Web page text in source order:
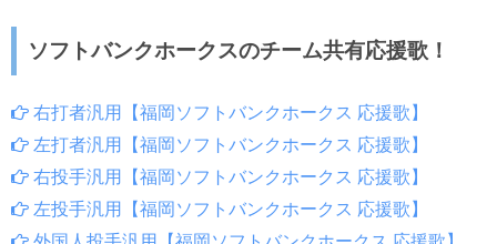
ソフトバンクホークスのチーム共有応援歌！
右打者汎用【福岡ソフトバンクホークス 応援歌】
左打者汎用【福岡ソフトバンクホークス 応援歌】
右投手汎用【福岡ソフトバンクホークス 応援歌】
左投手汎用【福岡ソフトバンクホークス 応援歌】